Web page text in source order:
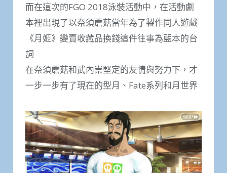
而在這次的FGO 2018泳裝活動中，在活動劇
本裡出現了以奈須蘑菇當年為了製作同人遊戲
《月姬》變賣收藏品換錢這件往事為藍本的台
詞
在奈須蘑菇和武內崇堅定的友情與努力下，才
一步一步有了現在的型月、Fate系列和月世界